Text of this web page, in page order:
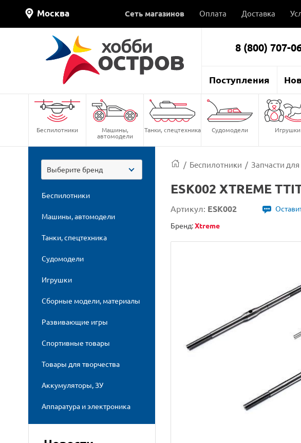
Москва Сеть магазинов Оплата Доставка
8 (800) 707-
Поступления
Беспилотники Машины,
автомодели
Танки, спецтехника Судомодели Игрушки
Выберите бренд
Беспилотники
Машины, автомодели
Танки, спецтехника
Судомодели
Игрушки
Сборные модели, материалы
Развивающие игры
Спортивные товары
Товары для творчества
Аккумуляторы, ЗУ
Аппаратура и электроника
/ Беспилотники / Запчасти
ESK002 XTREME
Артикул: ESK002
Бренд:Xtreme